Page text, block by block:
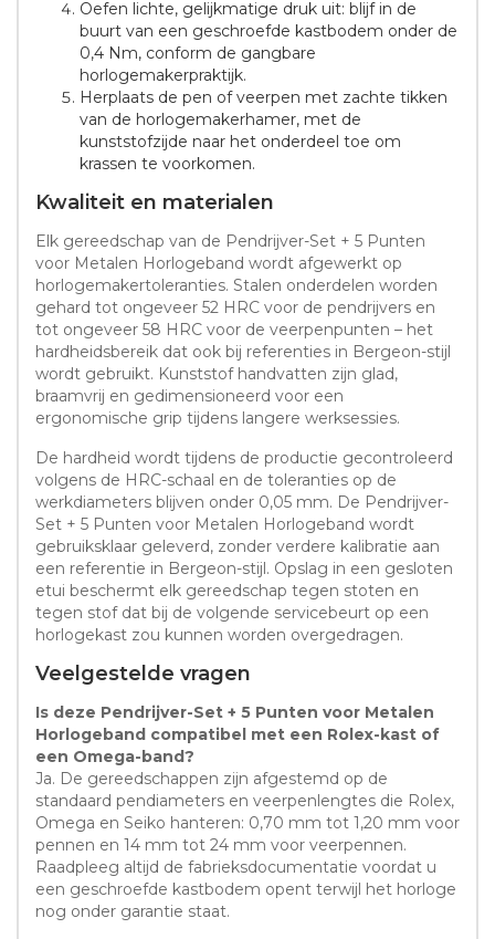
Oefen lichte, gelijkmatige druk uit: blijf in de
buurt van een geschroefde kastbodem onder de
0,4 Nm, conform de gangbare
horlogemakerpraktijk.
Herplaats de pen of veerpen met zachte tikken
van de horlogemakerhamer, met de
kunststofzijde naar het onderdeel toe om
krassen te voorkomen.
Kwaliteit en materialen
Elk gereedschap van de Pendrijver-Set + 5 Punten
voor Metalen Horlogeband wordt afgewerkt op
horlogemakertoleranties. Stalen onderdelen worden
gehard tot ongeveer 52 HRC voor de pendrijvers en
tot ongeveer 58 HRC voor de veerpenpunten – het
hardheidsbereik dat ook bij referenties in Bergeon-stijl
wordt gebruikt. Kunststof handvatten zijn glad,
braamvrij en gedimensioneerd voor een
ergonomische grip tijdens langere werksessies.
De hardheid wordt tijdens de productie gecontroleerd
volgens de HRC-schaal en de toleranties op de
werkdiameters blijven onder 0,05 mm. De Pendrijver-
Set + 5 Punten voor Metalen Horlogeband wordt
gebruiksklaar geleverd, zonder verdere kalibratie aan
een referentie in Bergeon-stijl. Opslag in een gesloten
etui beschermt elk gereedschap tegen stoten en
tegen stof dat bij de volgende servicebeurt op een
horlogekast zou kunnen worden overgedragen.
Veelgestelde vragen
Is deze Pendrijver-Set + 5 Punten voor Metalen
Horlogeband compatibel met een Rolex-kast of
een Omega-band?
Ja. De gereedschappen zijn afgestemd op de
standaard pendiameters en veerpenlengtes die Rolex,
Omega en Seiko hanteren: 0,70 mm tot 1,20 mm voor
pennen en 14 mm tot 24 mm voor veerpennen.
Raadpleeg altijd de fabrieksdocumentatie voordat u
een geschroefde kastbodem opent terwijl het horloge
nog onder garantie staat.